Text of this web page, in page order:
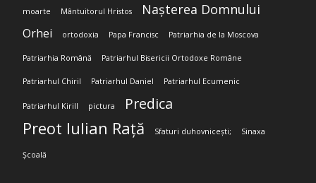
moarte Mântuitorul Hristos Nașterea Domnului
Orhei ortodoxia Papa Francisc Patriarhia de la Moscova
Patriarhia Română Patriarhul Bisericii Ortodoxe Române
Patriarhul Chiril Patriarhul Daniel Patriarhul Ecumenic
Patriarhul Kirill pictura Predica
Preot Iulian Rață Sfaturi duhovnicești; Sinaxa
Școală